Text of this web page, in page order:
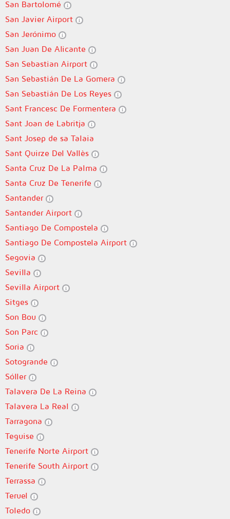
San Bartolomé
San Javier Airport
San Jerónimo
San Juan De Alicante
San Sebastian Airport
San Sebastián De La Gomera
San Sebastián De Los Reyes
Sant Francesc De Formentera
Sant Joan de Labritja
Sant Josep de sa Talaia
Sant Quirze Del Vallès
Santa Cruz De La Palma
Santa Cruz De Tenerife
Santander
Santander Airport
Santiago De Compostela
Santiago De Compostela Airport
Segovia
Sevilla
Sevilla Airport
Sitges
Son Bou
Son Parc
Soria
Sotogrande
Sóller
Talavera De La Reina
Talavera La Real
Tarragona
Teguise
Tenerife Norte Airport
Tenerife South Airport
Terrassa
Teruel
Toledo